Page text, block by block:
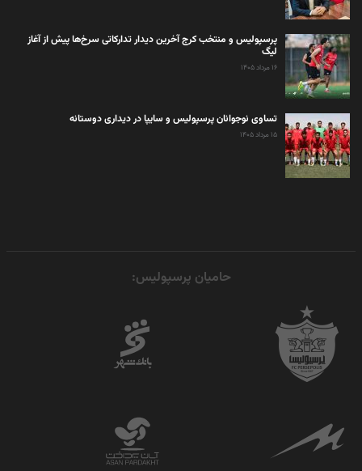
پرسپولیس و منتخب کرج آخرین دیدار تدارکاتی سرخ‌ها پیش از آغاز
لیگ
۱۶ مرداد ۱۴۰۵
تساوی نوجوانان پرسپولیس و سایپا در دیداری دوستانه
۱۵ مرداد ۱۴۰۵
حامیان پرسپولیس: